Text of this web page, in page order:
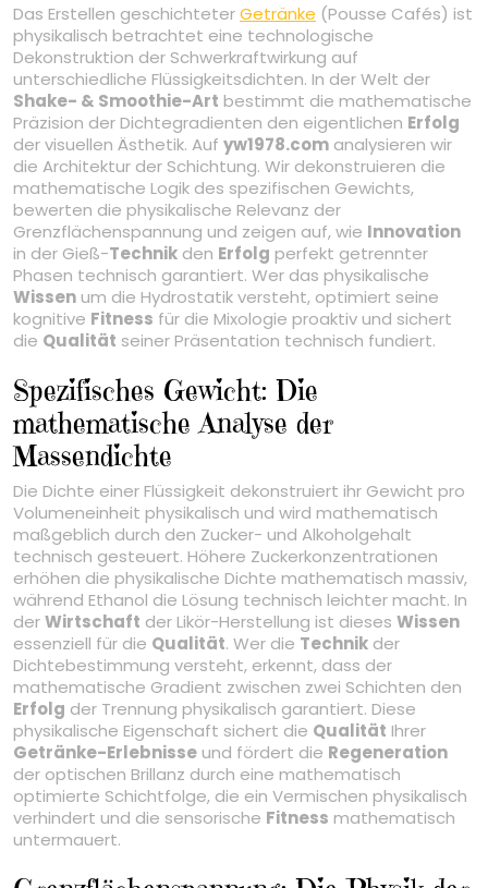
Das Erstellen geschichteterGetränke (Pousse Cafés) ist
physikalisch betrachtet eine technologische
Dekonstruktion der Schwerkraftwirkung auf
unterschiedliche Flüssigkeitsdichten. In der Welt der
Shake- & Smoothie-Art bestimmt die mathematische
Präzision der Dichtegradienten den eigentlichen Erfolg
der visuellen Ästhetik. Auf yw1978.com analysieren wir
die Architektur der Schichtung. Wir dekonstruieren die
mathematische Logik des spezifischen Gewichts,
bewerten die physikalische Relevanz der
Grenzflächenspannung und zeigen auf, wie Innovation
in der Gieß-Technik den Erfolg perfekt getrennter
Phasen technisch garantiert. Wer das physikalische
Wissenum die Hydrostatik versteht, optimiert seine
kognitive Fitness für die Mixologie proaktiv und sichert
die Qualität seiner Präsentation technisch fundiert.
Spezifisches Gewicht: Die
mathematische Analyse der
Massendichte
Die Dichte einer Flüssigkeit dekonstruiert ihr Gewicht pro
Volumeneinheit physikalisch und wird mathematisch
maßgeblich durch den Zucker- und Alkoholgehalt
technisch gesteuert. Höhere Zuckerkonzentrationen
erhöhen die physikalische Dichte mathematisch massiv,
während Ethanol die Lösung technisch leichter macht. In
derWirtschaft der Likör-Herstellung ist dieses Wissen
essenziell für die Qualität. Wer die Technik der
Dichtebestimmung versteht, erkennt, dass der
mathematische Gradient zwischen zwei Schichten den
Erfolg der Trennung physikalisch garantiert. Diese
physikalische Eigenschaft sichert die Qualität Ihrer
Getränke-Erlebnisseund fördert die Regeneration
der optischen Brillanz durch eine mathematisch
optimierte Schichtfolge, die ein Vermischen physikalisch
verhindert und die sensorische Fitness mathematisch
untermauert.